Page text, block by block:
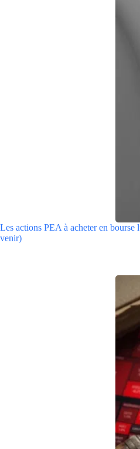
Les actions PEA à acheter en bourse
venir)